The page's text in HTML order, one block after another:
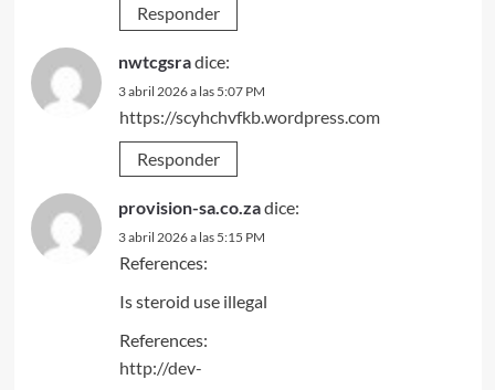
Responder
nwtcgsradice:
3 abril 2026 a las 5:07 PM
https://scyhchvfkb.wordpress.com
Responder
provision-sa.co.zadice:
3 abril 2026 a las 5:15 PM
References:
Is steroid use illegal
References:
http://dev-